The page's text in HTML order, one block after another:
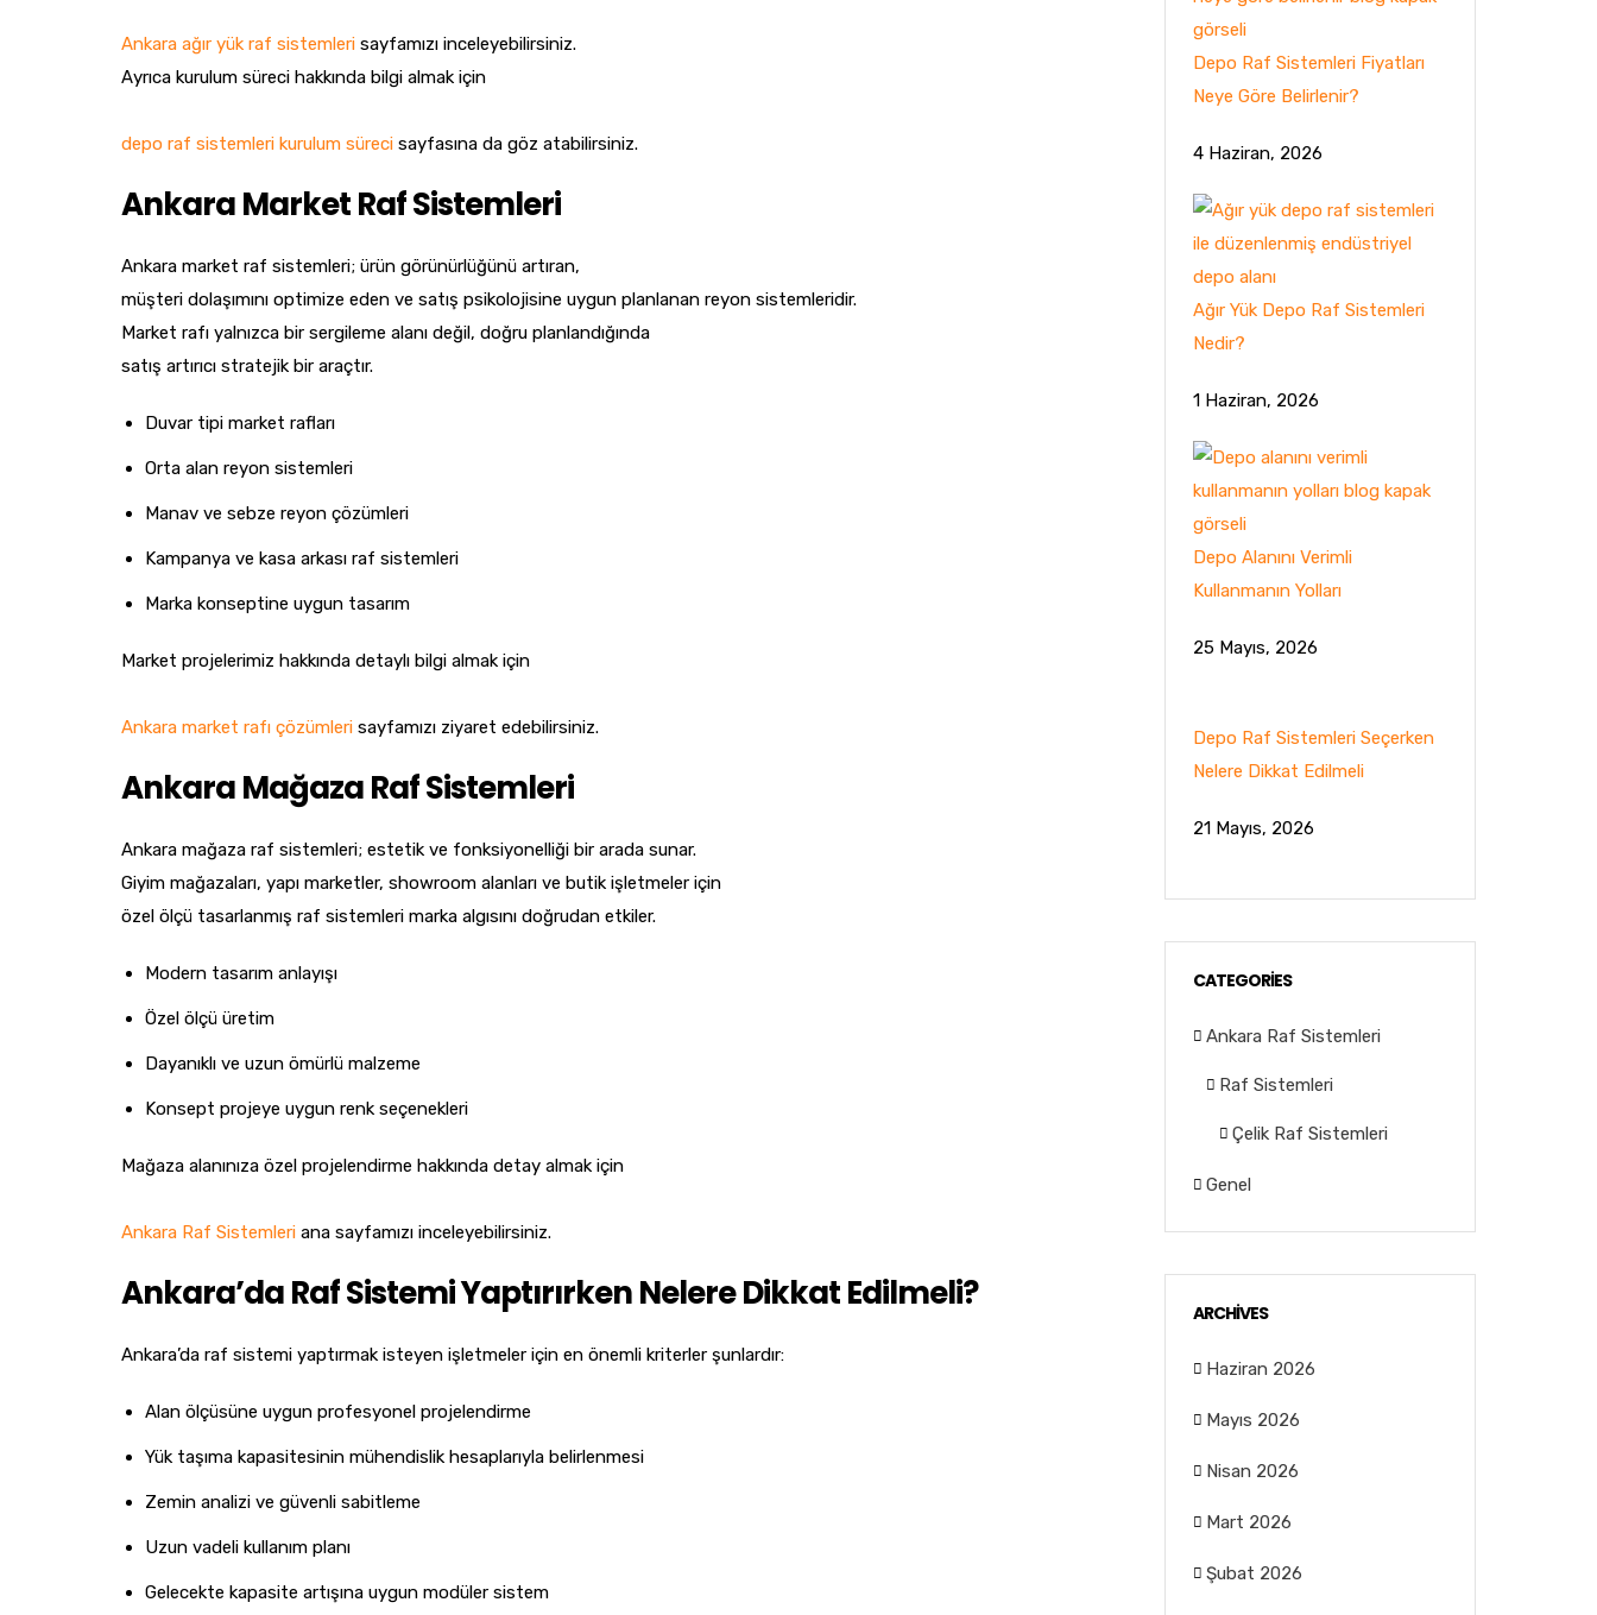
Ankara ağır yük raf sistemleri sayfamızı inceleyebilirsiniz.
Ayrıca kurulum süreci hakkında bilgi almak için
depo raf sistemleri kurulum süreci sayfasına da göz atabilirsiniz.
Ankara Market Raf Sistemleri
Ankara market raf sistemleri; ürün görünürlüğünü artıran,
müşteri dolaşımını optimize eden ve satış psikolojisine uygun planlanan reyon sistemleridir.
Market rafı yalnızca bir sergileme alanı değil, doğru planlandığında
satış artırıcı stratejik bir araçtır.
Duvar tipi market rafları
Orta alan reyon sistemleri
Manav ve sebze reyon çözümleri
Kampanya ve kasa arkası raf sistemleri
Marka konseptine uygun tasarım
Market projelerimiz hakkında detaylı bilgi almak için
Ankara market rafı çözümleri sayfamızı ziyaret edebilirsiniz.
Ankara Mağaza Raf Sistemleri
Ankara mağaza raf sistemleri; estetik ve fonksiyonelliği bir arada sunar.
Giyim mağazaları, yapı marketler, showroom alanları ve butik işletmeler için
özel ölçü tasarlanmış raf sistemleri marka algısını doğrudan etkiler.
Modern tasarım anlayışı
Özel ölçü üretim
Dayanıklı ve uzun ömürlü malzeme
Konsept projeye uygun renk seçenekleri
Mağaza alanınıza özel projelendirme hakkında detay almak için
Ankara Raf Sistemleri ana sayfamızı inceleyebilirsiniz.
Ankara’da Raf Sistemi Yaptırırken Nelere Dikkat Edilmeli?
Ankara’da raf sistemi yaptırmak isteyen işletmeler için en önemli kriterler şunlardır:
Alan ölçüsüne uygun profesyonel projelendirme
Yük taşıma kapasitesinin mühendislik hesaplarıyla belirlenmesi
Zemin analizi ve güvenli sabitleme
Uzun vadeli kullanım planı
Gelecekte kapasite artışına uygun modüler sistem
Depo Raf Sistemleri Fiyatları
Neye Göre Belirlenir?
4 Haziran, 2026
Ağır Yük Depo Raf Sistemleri
Nedir?
1 Haziran, 2026
Depo Alanını Verimli
Kullanmanın Yolları
25 Mayıs, 2026
Depo Raf Sistemleri Seçerken
Nelere Dikkat Edilmeli
21 Mayıs, 2026
CATEGORIES
Ankara Raf Sistemleri
Raf Sistemleri
Çelik Raf Sistemleri
Genel
ARCHIVES
Haziran 2026
Mayıs 2026
Nisan 2026
Mart 2026
Şubat 2026